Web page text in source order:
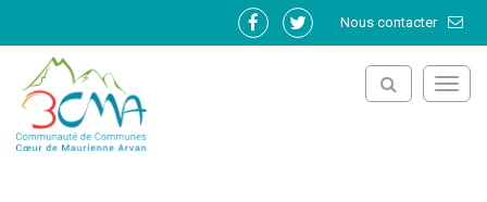
Nous contacter
Lien
Lien